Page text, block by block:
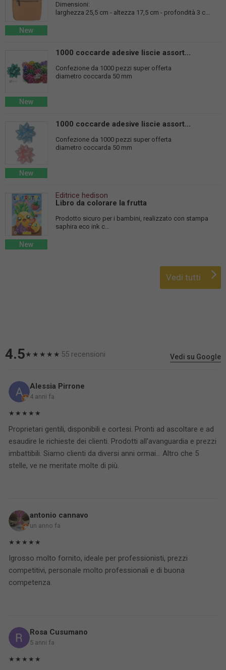
New
Dimensioni:
larghezza 25,5 cm - altezza 17,5 cm - profondità 3 c...
New
1000 coccarde adesive liscie assort...
Confezione da 1000 pezzi super offerta
diametro coccarda 50 mm
New
1000 coccarde adesive liscie assort...
Confezione da 1000 pezzi super offerta
diametro coccarda 50 mm
New
Editrice hedison
Libro da colorare la frutta
Prodotto sicuro per i bambini, realizzato con stampa
saphira eco ink c...
Vedi tutti
4.5★★★★★ 55 recensioni Vedi su Google
Alessia Pirrone
4 anni fa
★★★★★
Proprietari gentili, disponibili e cortesi. Pronti ad ascoltare e ad
esaudire le richieste dei clienti. Prodotti all'avanguardia e prezzi
imbattibili. Siamo clienti da diversi anni ormai... Altro che 5
stelle, ve ne meritate molte di più.
antonio cannavo
un anno fa
★★★★★
Igrosso molto fornito, ideale per professionisti, prezzi
competitivi, personale molto professionali e di buona
competenza.
Rosa Cusumano
5 anni fa
★★★★★